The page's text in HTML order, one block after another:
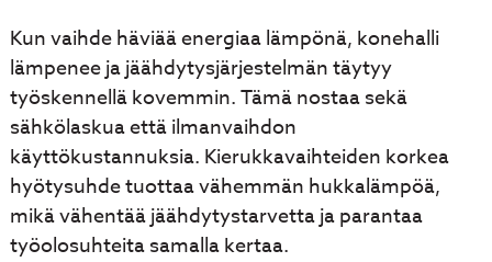
Kun vaihde häviää energiaa lämpönä, konehalli
lämpenee ja jäähdytysjärjestelmän täytyy
työskennellä kovemmin. Tämä nostaa sekä
sähkölaskua että ilmanvaihdon
käyttökustannuksia. Kierukkavaihteiden korkea
hyötysuhde tuottaa vähemmän hukkalämpöä,
mikä vähentää jäähdytystarvetta ja parantaa
työolosuhteita samalla kertaa.